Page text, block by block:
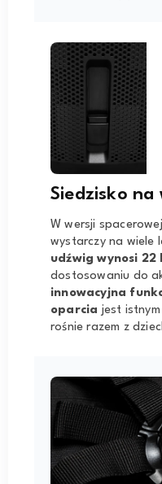
Siedzisko na
W wersji
wystarczy na wiele
udźwig wynosi 22
dostosowaniu do
innowacyjna
oparcia jest
rośnie razem z